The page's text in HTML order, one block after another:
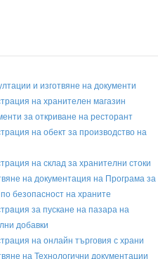
и изготвяне на документи
на хранителен магазин
за откриване на ресторант
на обект за производство на
на склад за хранителни стоки
на документация на Програма за
безопасност на храните
за пускане на пазара на
добавки
на онлайн търговия с храни
на Технологични документации